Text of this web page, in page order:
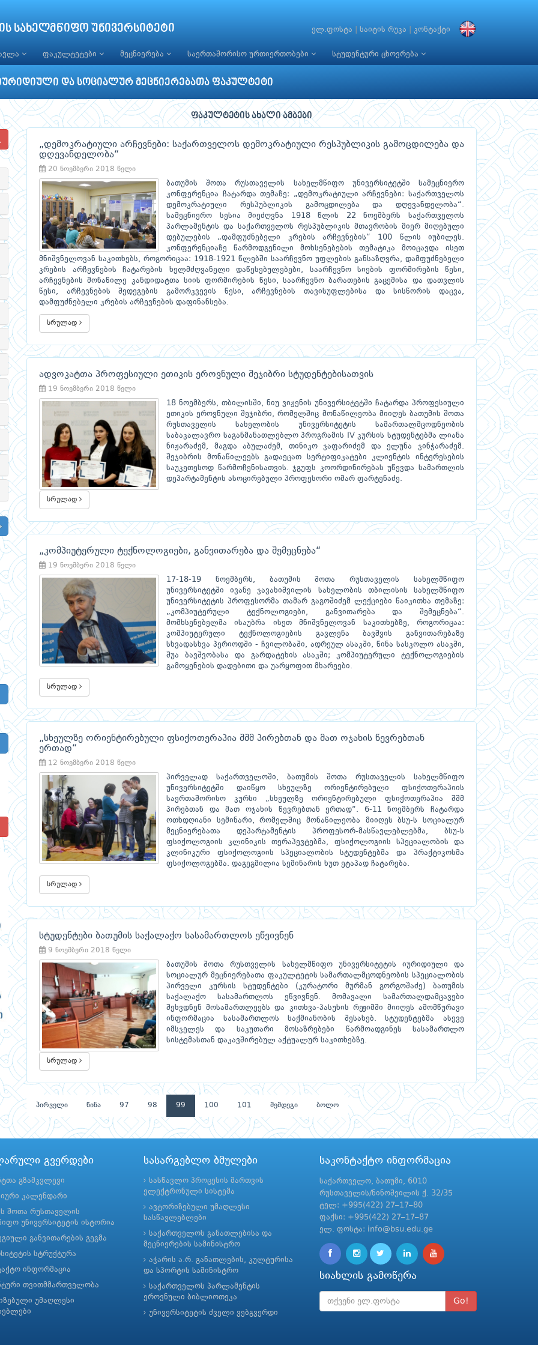
სახელმწიფო უნივერსიტეტი ელ.ფოსტა საიტის რუკა კონტაქტი
ფაკულტეტები მეცნიერება საერთაშორისო ურთიერთობები სტუდენტური ცხოვრება
და სოციალურ მეცნიერებათა ფაკულტეტი
ფაკულტეტის ახალი ამბები
„დემოკრატიული არჩევნები: საქართველოს დემოკრატიული რესპუბლიკის გამოცდილება და
დღევანდელობა“
20 ნოემბერი 2018 წელი
ბათუმის შოთა რუსთაველის სახელმწიფო უნივერსიტეტში სამეცნიერო
კონფერენცია ჩატარდა თემაზე: „დემოკრატიული არჩევნები: საქართველოს
დემოკრატიული რესპუბლიკის გამოცდილება და დღევანდელობა“.
სამეცნიერო სესია მიეძღვნა 1918 წლის 22 ნოემბერს საქართველოს
პარლამენტის და საქართველოს რესპუბლიკის მთავრობის მიერ მიღებული
დებულების „დამფუძნებელი კრების არჩევნების“ 100 წლის იუბილეს.
კონფერენციაზე წარმოდგენილი მოხსენებების თემატიკა მოიცავდა ისეთ
მნიშვნელოვან საკითხებს, როგორიცაა: 1918-1921 წლებში საარჩევნო უფლების განსაზღვრა, დამფუძნებელი
კრების არჩევნების ჩატარების ხელმძღვანელი დაწესებულებები, საარჩევნო სიების ფორმირების წესი,
არჩევნების მონაწილე კანდიდატთა სიის ფორმირების წესი, საარჩევნო ბარათების გაცემისა და დათვლის
წესი, არჩევნების შედეგების გამორკვევის წესი, არჩევნების თავისუფლებისა და სისწორის დაცვა,
დამფუძნებელი კრების არჩევნების დაფინანსება.
სრულად
ადვოკატთა პროფესიული ეთიკის ეროვნული შეჯიბრი სტუდენტებისათვის
19 ნოემბერი 2018 წელი
18 ნოემბერს, თბილისში, ნიუ ვიჟენის უნივერსიტეტში ჩატარდა პროფესიული
ეთიკის ეროვნული შეჯიბრი, რომელშიც მონაწილეობა მიიღეს ბათუმის შოთა
რუსთაველის სახელობის უნივერსიტეტის სამართალმცოდნეობის
საბაკალავრო საგანმანათლებლო პროგრამის IV კურსის სტუდენტებმა ლიანა
ნიჟარაძემ, მაგდა აბულაძემ, თინიკო ჯაფარიძემ და ელუნა ჯინჭარაძემ.
შეჯიბრის მონაწილეებს გადაეცათ სერტიფიკატები კლიენტის ინტერესების
საუკეთესოდ წარმოჩენისათვის. ჯგუფს კოორდინირებას უწევდა სამართლის
დეპარტამენტის ასოცირებული პროფესორი ომარ ფარტენაძე.
სრულად
„კომპიუტერული ტექნოლოგიები, განვითარება და შემეცნება“
19 ნოემბერი 2018 წელი
17-18-19 ნოემბერს, ბათუმის შოთა რუსთაველის სახელმწიფო
უნივერსიტეტში ივანე ჯავახიშვილის სახელობის თბილისის სახელმწიფო
უნივერსიტეტის პროფესორმა თამარ გაგოშიძემ ლექციები წაიკითხა თემაზე:
„კომპიუტერული ტექნოლოგიები, განვითარება და შემეცნება“.
მომხსენებელმა ისაუბრა ისეთ მნიშვნელოვან საკითხებზე, როგორიცაა:
კომპიუტერული ტექნოლოგიების გავლენა ბავშვის განვითარებაზე
სხვადასხვა პერიოდში - ჩვილობაში, ადრეულ ასაკში, წინა სასკოლო ასაკში,
შუა ბავშვობასა და გარდატეხის ასაკში; კომპიუტერული ტექნოლოგიების
გამოყენების დადებითი და უარყოფით მხარეები.
სრულად
„სხეულზე ორიენტირებული ფსიქოთერაპია შშმ პირებთან და მათ ოჯახის წევრებთან
ერთად“
12 ნოემბერი 2018 წელი
პირველად საქართველოში, ბათუმის შოთა რუსთაველის სახელმწიფო
უნივერსიტეტში დაიწყო სხეულზე ორიენტირებული ფსიქოთერაპიის
საერთაშორისო კურსი „სხეულზე ორიენტირებული ფსიქოთერაპია შშმ
პირებთან და მათ ოჯახის წევრებთან ერთად“. 6-11 ნოემბერს ჩატარდა
ოთხდღიანი სემინარი, რომელშიც მონაწილეობა მიიღეს ბსუ-ს სოციალურ
მეცნიერებათა დეპარტამენტის პროფესორ-მასწავლებლებმა, ბსუ-ს
ფსიქოლოგიის კლინიკის თერაპევტებმა, ფსიქოლოგიის სპეციალობის და
კლინიკური ფსიქოლოგიის სპეციალობის სტუდენტებმა და პრაქტიკოსმა
ფსიქოლოგებმა. დაგეგმილია სემინარის ხუთ ეტაპად ჩატარება.
სრულად
სტუდენტები ბათუმის საქალაქო სასამართლოს ეწვივნენ
9 ნოემბერი 2018 წელი
ბათუმის შოთა რუსთველის სახელმწიფო უნივერსიტეტის იურიდიული და
სოციალურ მეცნიერებათა ფაკულტეტის სამართალმცოდნეობის სპეციალობის
პირველი კურსის სტუდენტები (კურატორი მურმან გორგოშაძე) ბათუმის
საქალაქო სასამართლოს ეწვივნენ. მომავალი სამართალდამცავები
შეხვდნენ მოსამართლეებს და კითხვა-პასუხის რეჟიმში მიიღეს ამომწურავი
ინფორმაცია სასამართლოს საქმიანობის შესახებ. სტუდენტებმა ასევე
იმსჯელეს და საკუთარი მოსაზრებები წარმოადგინეს სასამართლო
სისტემასთან დაკავშირებულ აქტუალურ საკითხებზე.
სრულად
პირველი წინა 97 98 99 100 101 შემდეგი ბოლო
გვერდები
გზამკვლევი
კალენდარი
შოთა რუსთაველის
უნივერსიტეტის ისტორია
განვითარების გეგმა
სტრუქტურა
ინფორმაცია
თვითმმართველობა
უმაღლესი
სასარგებლო ბმულები
სასწავლო პროცესის მართვის
ელექტრონული სისტემა
ავტორიზებული უმაღლესი
სასწავლებლები
საქართველოს განათლებისა და
მეცნიერების სამინისტრო
აჭარის ა.რ. განათლების, კულტურისა
და სპორტის სამინისტრო
საქართველოს პარლამენტის
ეროვნული ბიბლიოთეკა
უნივერსიტეტის ძველი ვებგვერდი
საკონტაქტო ინფორმაცია
საქართველო, ბათუმი, 6010
რუსთაველის/ნინოშვილის ქ. 32/35
ტელ: +995(422) 27–17–80
ფაქსი: +995(422) 27–17–87
ელ. ფოსტა: info@bsu.edu.ge
სიახლის გამოწერა
Go!